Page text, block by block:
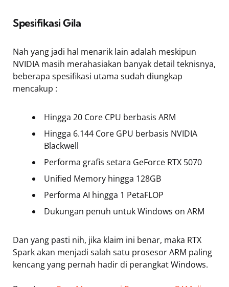
Spesifikasi Gila
Nah yang jadi hal menarik lain adalah meskipun
NVIDIA masih merahasiakan banyak detail teknisnya,
beberapa spesifikasi utama sudah diungkap
mencakup :
Hingga 20 Core CPU berbasis ARM
Hingga 6.144 Core GPU berbasis NVIDIA
Blackwell
Performa grafis setara GeForce RTX 5070
Unified Memory hingga 128GB
Performa AI hingga 1 PetaFLOP
Dukungan penuh untuk Windows on ARM
Dan yang pasti nih, jika klaim ini benar, maka RTX
Spark akan menjadi salah satu prosesor ARM paling
kencang yang pernah hadir di perangkat Windows.